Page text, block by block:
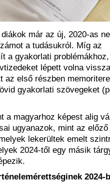
már az új, 2020-as
a tudásukról. Míg az
a gyakorlati
lépett volna
az első részben
gyakorlati szövegeket
a magyarhoz képest alig
ugyanazok, mint az
lekerültek emelt
2024-től egy másik
2024-